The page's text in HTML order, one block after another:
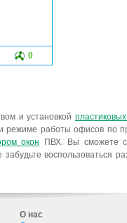
0
и установкой
режиме работы офисов по
окон ПВХ. Вы сможете
воспользоваться
О нас